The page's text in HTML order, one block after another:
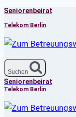
Zum
Inhalt
springen
Seniorenbeirat
Telekom Berlin
Suchen
Seniorenbeirat
Telekom Berlin